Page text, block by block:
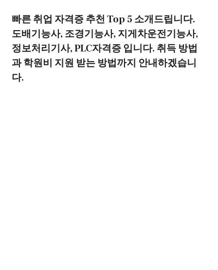
빠른 취업 자격증 추천 Top 5 소개드립니다.
도배기능사, 조경기능사, 지게차운전기능사,
정보처리기사, PLC자격증 입니다. 취득 방법
과 학원비 지원 받는 방법까지 안내하겠습니
다.